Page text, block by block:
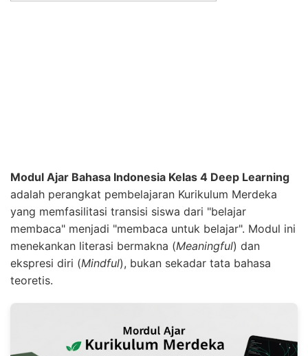
Modul Ajar Bahasa Indonesia Kelas 4 Deep Learning
adalah perangkat pembelajaran Kurikulum Merdeka
yang memfasilitasi transisi siswa dari "belajar
membaca" menjadi "membaca untuk belajar". Modul ini
menekankan literasi bermakna (Meaningful) dan
ekspresi diri (Mindful), bukan sekadar tata bahasa
teoretis.